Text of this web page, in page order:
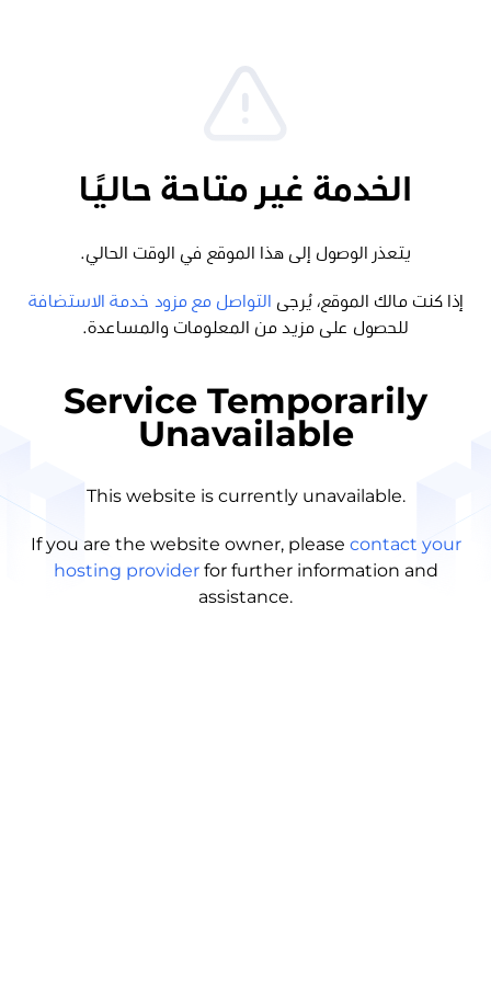
الخدمة غير متاحة حاليًا
يتعذر الوصول إلى هذا الموقع في الوقت الحالي.
إذا كنت مالك الموقع، يُرجى
التواصل مع مزود خدمة الاستضافة
للحصول على مزيد من المعلومات والمساعدة.
Service Temporarily
Unavailable
This website is currently unavailable.
If you are the website owner, please contact your
hosting provider for further information and
assistance.